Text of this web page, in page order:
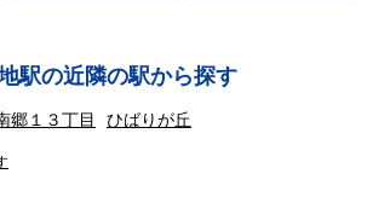
駅の近隣の駅から探す
郷１３丁目 ひばりが丘